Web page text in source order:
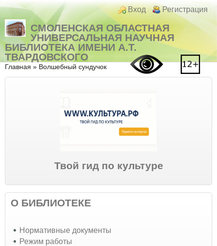
Перейти к основному содержанию
Skip to search
Login links
Вход Регистрация
СМОЛЕНСКАЯ ОБЛАСТНАЯ
УНИВЕРСАЛЬНАЯ НАУЧНАЯ
БИБЛИОТЕКА ИМЕНИ А.Т.
ТВАРДОВСКОГО
Вы здесь
Главная » Волшебный сундучок
Твой гид по культуре
О БИБЛИОТЕКЕ
Нормативные документы
Режим работы